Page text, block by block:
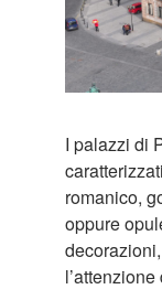
I palazzi di
romanico,
oppure